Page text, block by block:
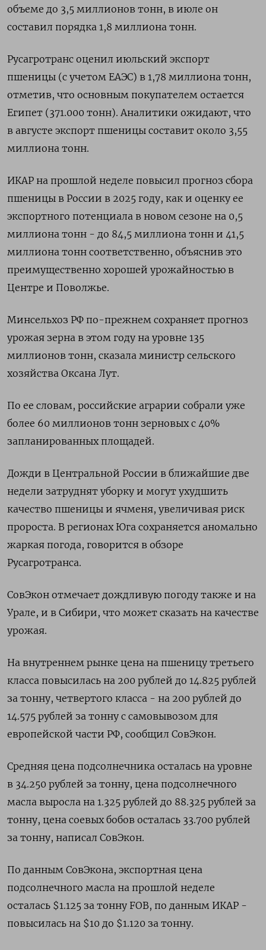
объеме до 3,5 миллионов тонн, в июле он
составил порядка 1,8 миллиона тонн.
Русагротранс оценил июльский экспорт
пшеницы (с учетом ЕАЭС) в 1,78 миллиона тонн,
отметив, что основным покупателем остается
Египет (371.000 тонн). Аналитики ожидают, что
в августе экспорт пшеницы составит около 3,55
миллиона тонн.
ИКАР на прошлой неделе повысил прогноз сбора
пшеницы в России в 2025 году, как и оценку ее
экспортного потенциала в новом сезоне на 0,5
миллиона тонн - до 84,5 миллиона тонн и 41,5
миллиона тонн соответственно, объяснив это
преимущественно хорошей урожайностью в
Центре и Поволжье.
Минсельхоз РФ по-прежнем сохраняет прогноз
урожая зерна в этом году на уровне 135
миллионов тонн, сказала министр сельского
хозяйства Оксана Лут.
По ее словам, российские аграрии собрали уже
более 60 миллионов тонн зерновых с 40%
запланированных площадей.
Дожди в Центральной России в ближайшие две
недели затруднят уборку и могут ухудшить
качество пшеницы и ячменя, увеличивая риск
пророста. В регионах Юга сохраняется аномально
жаркая погода, говорится в обзоре
Русагротранса.
СовЭкон отмечает дождливую погоду также и на
Урале, и в Сибири, что может сказать на качестве
урожая.
На внутреннем рынке цена на пшеницу третьего
класса повысилась на 200 рублей до 14.825 рублей
за тонну, четвертого класса - на 200 рублей до
14.575 рублей за тонну с самовывозом для
европейской части РФ, сообщил СовЭкон.
Средняя цена подсолнечника осталась на уровне
в 34.250 рублей за тонну, цена подсолнечного
масла выросла на 1.325 рублей до 88.325 рублей за
тонну, цена соевых бобов осталась 33.700 рублей
за тонну, написал СовЭкон.
По данным СовЭкона, экспортная цена
подсолнечного масла на прошлой неделе
осталась $1.125 за тонну FOB, по данным ИКАР -
повысилась на $10 до $1.120 за тонну.